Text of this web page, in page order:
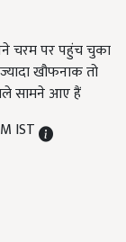
चरम पर पहुंच चुका
खौफनाक तो
सामने आए हैं
IST